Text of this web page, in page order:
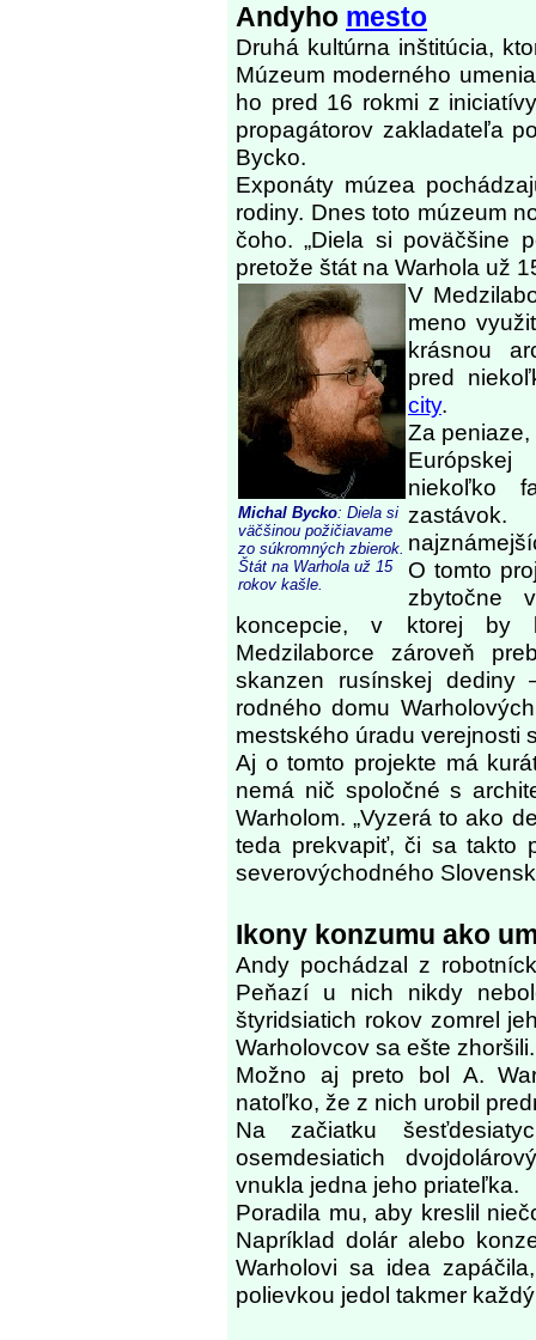
Andyho mesto
Druhá kultúrna inštitúcia,
Múzeum moderného
ho pred 16 rokmi z
propagátorov zakladateľa
Bycko.
Exponáty múzea
rodiny. Dnes toto múzeum
čoho. „Diela si poväčšine
pretože štát na Warhola už
Michal Bycko: Diela si
väčšinou požičiavame
zo súkromných zbierok.
Štát na Warhola už 15
rokov kašle.
V
meno
krásnou
pred
city.
Za
niekoľko
O tomto
zbytočne
koncepcie, v ktorej by
Medzilaborce zároveň
skanzen rusínskej
rodného domu
mestského úradu verejnosti
Aj o tomto projekte má
nemá nič spoločné s
Warholom. „Vyzerá to ako
teda prekvapiť, či sa takto
severovýchodného
Ikony konzumu ako
Andy pochádzal z
Peňazí u nich nikdy
štyridsiatich rokov zomrel
Warholovcov sa ešte zhoršili.
Možno aj preto bol A.
natoľko, že z nich urobil
Na začiatku
osemdesiatich
vnukla jedna jeho priateľka.
Poradila mu, aby kreslil
Napríklad dolár alebo
Warholovi sa idea
polievkou jedol takmer